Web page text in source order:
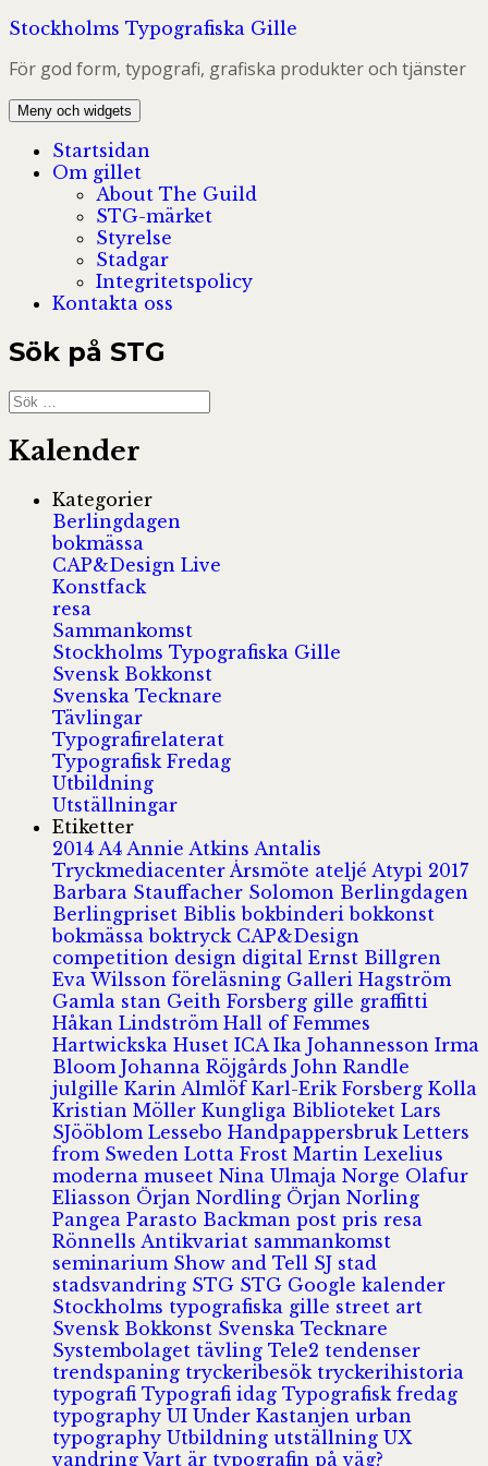
Hoppa
innehåll
Stockholms Typografiska Gille
För god form, typografi, grafiska produkter och tjänster
Meny och widgets
Startsidan
Om gillet
About The Guild
STG-märket
Styrelse
Stadgar
Integritetspolicy
Kontakta oss
Sök på STG
Sök
efter:
Kalender
Kategorier
Berlingdagen
bokmässa
CAP&Design Live
Konstfack
resa
Sammankomst
Stockholms Typografiska Gille
Svensk Bokkonst
Svenska Tecknare
Tävlingar
Typografirelaterat
Typografisk Fredag
Utbildning
Utställningar
Etiketter
2014 A4 Annie Atkins Antalis
Tryckmediacenter Årsmöte ateljé Atypi 2017
Barbara Stauffacher Solomon Berlingdagen
Berlingpriset Biblisbokbinderibokkonst
bokmässaboktryck CAP&Design
competition design digital Ernst Billgren
Eva Wilsson föreläsning Galleri Hagström
Gamla stan Geith Forsberg gille graffitti
Håkan Lindström Hall of Femmes
Hartwickska Huset ICA Ika Johannesson Irma
Bloom Johanna Röjgårds John Randle
julgille Karin Almlöf Karl-Erik Forsberg Kolla
Kristian Möller Kungliga Biblioteket Lars
SJööblom Lessebo Handpappersbruk Letters
from Sweden Lotta Frost Martin Lexelius
moderna museet Nina Ulmaja Norge Olafur
Eliasson Örjan Nordling Örjan Norling
Pangea Parasto Backman post pris resa
Rönnells Antikvariat sammankomst
seminarium Show and Tell SJ stad
stadsvandring STG STG Google kalender
Stockholms typografiska gille street art
Svensk Bokkonst Svenska Tecknare
Systembolaget tävling Tele2 tendenser
trendspaning tryckeribesök tryckerihistoria
typografi Typografi idag Typografisk fredag
typography UI Under Kastanjen urban
typography Utbildning utställning UX
vandring Vart är typografin på väg?